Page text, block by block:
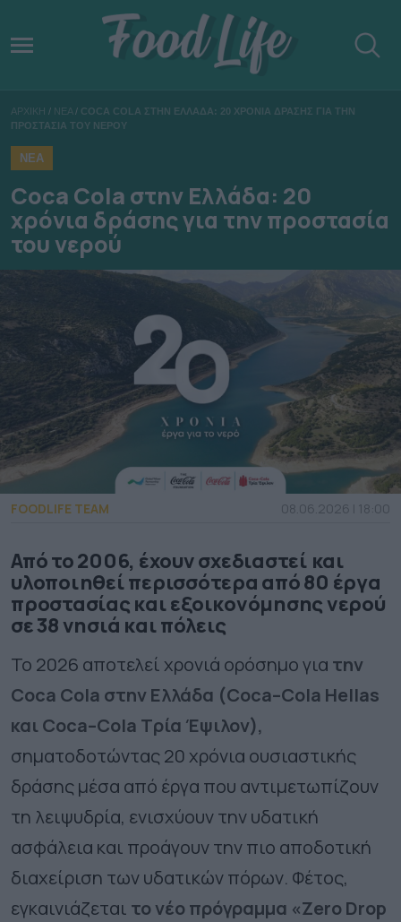
ΑΡΧΙΚΗ / ΝΕΑ / COCA COLA ΣΤΗΝ ΕΛΛΑΔΑ: 20 ΧΡΟΝΙΑ ΔΡΑΣΗΣ ΓΙΑ ΤΗΝ
ΠΡΟΣΤΑΣΙΑ ΤΟΥ ΝΕΡΟΥ
ΝΕΑ
Coca Cola στην Ελλάδα: 20
χρόνια δράσης για την προστασία
του νερού
FOODLIFE TEAM 08.06.2026 | 18:00
Από το 2006, έχουν σχεδιαστεί και
υλοποιηθεί περισσότερα από 80 έργα
προστασίας και εξοικονόμησης νερού
σε 38 νησιά και πόλεις
Το 2026 αποτελεί χρονιά ορόσημο για την
Coca Cola στην Ελλάδα (Coca–Cola Hellas
καιCoca–Cola Τρία Έψιλον),
σηματοδοτώντας 20 χρόνια ουσιαστικής
δράσης μέσα από έργα που αντιμετωπίζουν
τη λειψυδρία, ενισχύουν την υδατική
ασφάλεια και προάγουν την πιο αποδοτική
διαχείριση των υδατικών πόρων. Φέτος,
εγκαινιάζεται το νέο πρόγραμμα «Zero Drop